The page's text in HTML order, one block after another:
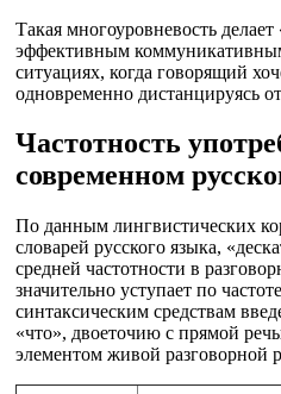
Такая многоуровневость делает
эффективным
ситуациях, когда говорящий
одновременно дистанцируясь
Частотность
современном
По данным лингвистических
словарей русского языка,
средней частотности в
значительно уступает по
синтаксическим средствам
«что», двоеточию с прямой
элементом живой разговорной